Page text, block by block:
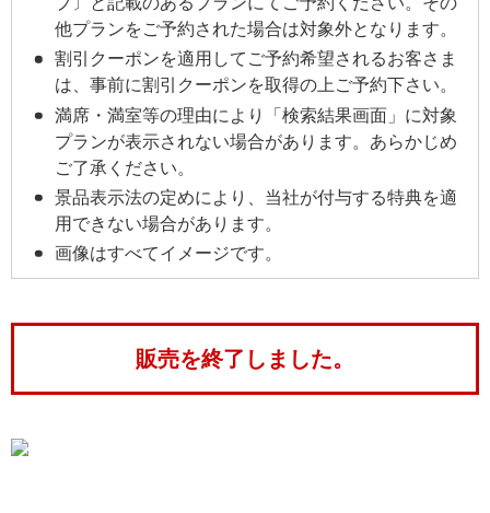
他プランをご予約された場合は対象外となります。
割引クーポンを適用してご予約希望されるお客さま
は、事前に割引クーポンを取得の上ご予約下さい。
満席・満室等の理由により「検索結果画面」に対象
プランが表示されない場合があります。あらかじめ
ご了承ください。
景品表示法の定めにより、当社が付与する特典を適
用できない場合があります。
画像はすべてイメージです。
販売を終了しました。